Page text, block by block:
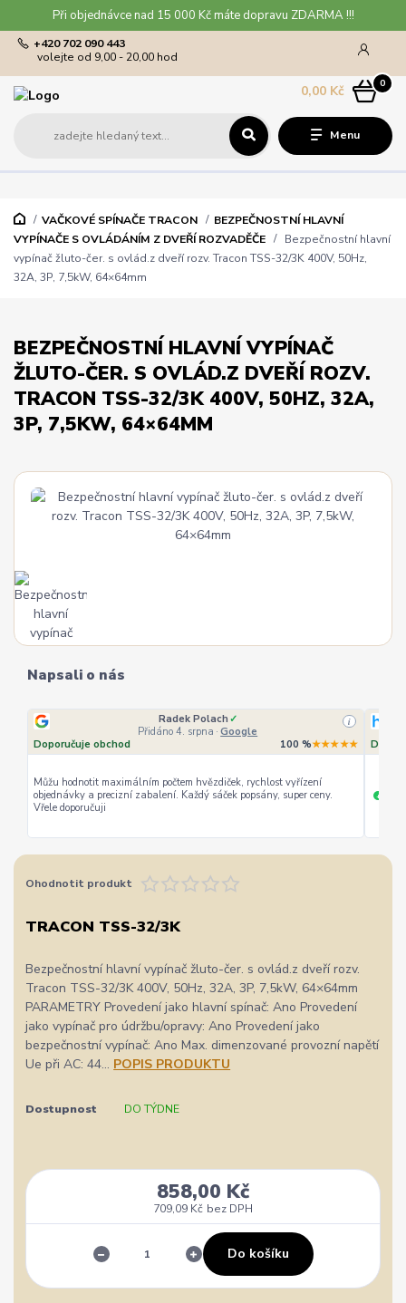
Při objednávce nad 15 000 Kč máte dopravu ZDARMA !!!
Menu
+420 702 090 443
volejte od 9,00 - 20,00 hod
0
0,00 Kč
VAČKOVÉ SPÍNAČE TRACON
BEZPEČNOSTNÍ HLAVNÍ
VYPÍNAČE S OVLÁDÁNÍM Z DVEŘÍ ROZVADĚČE
Bezpečnostní hlavní
vypínač žluto-čer. s ovlád.z dveří rozv. Tracon TSS-32/3K 400V, 50Hz,
32A, 3P, 7,5kW, 64×64mm
BEZPEČNOSTNÍ HLAVNÍ VYPÍNAČ
ŽLUTO-ČER. S OVLÁD.Z DVEŘÍ ROZV.
TRACON TSS-32/3K 400V, 50HZ, 32A,
3P, 7,5KW, 64×64MM
Napsali o nás
Radek Polach ✓
Přidáno 4. srpna · Google
i
Doporučuje obchod 100 %★★★★★
Můžu hodnotit maximálním počtem hvězdiček, rychlost vyřízení
objednávky a precizní zabalení. Každý sáček popsány, super ceny.
Vřele doporučuji
+
Ohodnotit produkt
TRACON TSS-32/3K
Bezpečnostní hlavní vypínač žluto-čer. s ovlád.z dveří rozv.
Tracon TSS-32/3K 400V, 50Hz, 32A, 3P, 7,5kW, 64×64mm
PARAMETRY Provedení jako hlavní spínač: Ano Provedení
jako vypínač pro údržbu/opravy: Ano Provedení jako
bezpečnostní vypínač: Ano Max. dimenzované provozní napětí
Ue při AC: 44... POPIS PRODUKTU
Dostupnost DO TÝDNE
858,00 Kč
709,09 Kč bez DPH
Do košíku